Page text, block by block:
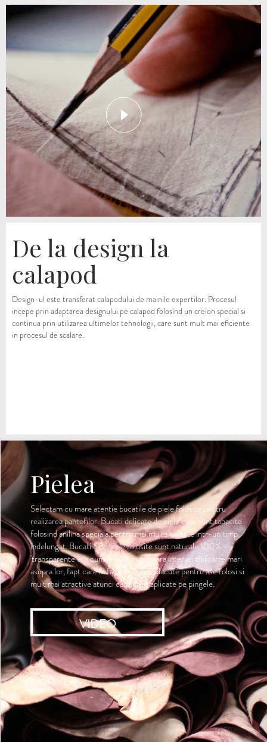
De la design la
calapod
Design-ul este transferat calapodului de mainile expertilor. Procesul
incepe prin adaptarea designului pe calapod folosind un creion special si
continua prin utilizarea ultimelor tehnologii, care sunt mult mai eficiente
in procesul de scalare.
Pielea
Selectam cu mare atentie bucatile de piele folosite pentru
realizarea pantofilor. Bucati delicate de piele care sunt tabacite
folosind anilina speciala pentru mai multa calitate intr-un timp
indelungat. Bucatile de piele folosite sunt naturale 100% -
'transparente' asa cum le numim noi, fara interventii foarte mari
asupra lor, fapt care le face mult mai placute pentru a le folosi si
mult mai atractive atunci cand sunt aplicate pe pingele.
VIDEO